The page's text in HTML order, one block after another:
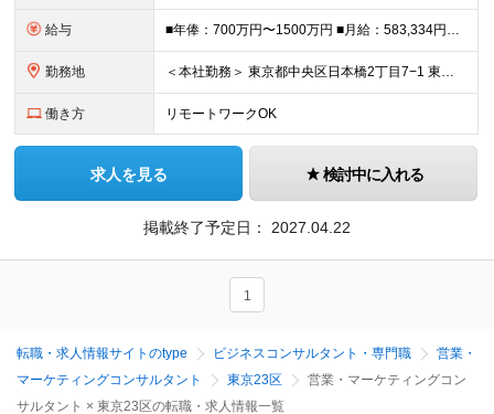
給与 ■年俸：700万円〜1500万円 ■月給：583,334円～（年俸の12分の1） ※基本給：418,535円～ ※固定残業手当（50時間/164,799円～）含む ※超過分別途支給 ●経験・能力・前
勤務地 ＜本社勤務＞ 東京都中央区日本橋2丁目7−1 東京日本橋タワー29F ※在宅勤務・リモートワーク：相談可（在宅） 変更の範囲：会社の定める事業所（リモートワーク含む）
働き方 リモートワークOK
求人を見る 検討中に入れる
掲載終了予定日： 2027.04.22
1
転職・求人情報サイトのtype ビジネスコンサルタント・専門職
営業・
マーケティングコンサルタント
東京23区
営業・マーケティングコン
サルタント × 東京23区の転職・求人情報一覧